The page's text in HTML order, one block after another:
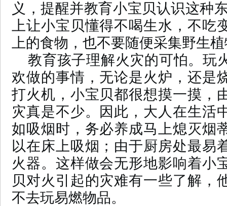
义，提醒并教育小宝贝认识这种
上让小宝贝懂得不喝生水，不吃
上的食物，也不要随便采集野生
教育孩子理解火灾的可怕。玩
欢做的事情，无论是火炉，还是
打火机，小宝贝都很想摸一摸，
灾真是不少。因此，大人在生活
如吸烟时，务必养成马上熄灭烟
以在床上吸烟；由于厨房处最易
火器。这样做会无形地影响着小
贝对火引起的灾难有一些了解，
不去玩易燃物品。